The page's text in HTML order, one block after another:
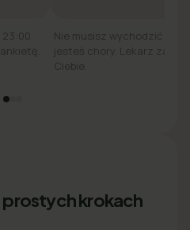
Nie musisz wychodzić z
jesteś chory. Lekarz
Ciebie.
prostych krokach